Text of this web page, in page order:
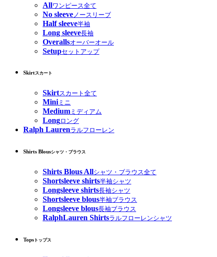
Allワンピース全て
No sleeve ノースリーブ
Half sleeve半袖
Long sleeve長袖
Overallsオーバーオール
Setupセットアップ
Skirtスカート
Skirtスカート全て
Miniミニ
Medium ミディアム
Longロング
Ralph Laurenラルフローレン
Shirts Blousシャツ・ブラウス
Shirts Blous Allシャツ・ブラウス全て
Shortsleeve shirts半袖シャツ
Longsleeve shirts長袖シャツ
Shortsleeve blous半袖ブラウス
Longsleeve blous長袖ブラウス
RalphLauren Shirtsラルフローレンシャツ
Tops トップス